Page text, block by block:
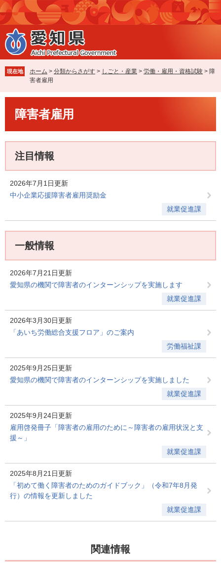
ペ
ー
ジ
の
先
で
す
メ
ニ
ュ
ー
を
ば
し
本
現在地 ホーム > 分類からさがす > しごと・産業 > 労働・雇用・資格試験 > 障
害者雇用
障害者雇用
注目情報
2026年7月1日更新
中小企業応援障害者雇用奨励金
就業促進課
一般情報
2026年7月21日更新
愛知県の機関で障害者のインターンシップを実施します
就業促進課
2026年3月30日更新
「あいち労働総合支援フロア」のご案内
労働福祉課
2025年9月25日更新
愛知県の機関で障害者のインターンシップを実施しました
就業促進課
2025年9月24日更新
雇用啓発冊子「障害者の雇用のために～障害者の雇用状況と支
援～」
就業促進課
2025年8月21日更新
「初めて働く障害者のためのガイドブック」（令和7年8月発
行）の情報を更新しました
就業促進課
関連情報